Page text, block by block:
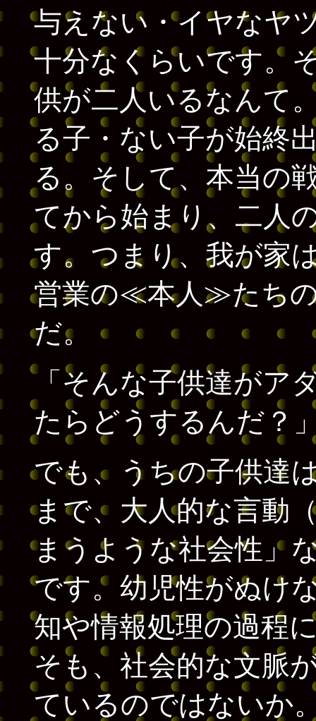
与えない・イヤなヤ
十分なくらいです。
供が二人いるなんて
る子・ない子が始終
る。そして、本当の
てから始まり、二人
す。つまり、我が家
営業の≪本人≫たち
だ。
「そんな子供達がア
たらどうするんだ？
でも、うちの子供達
まで、大人的な言動
まうような社会性」
です。幼児性がぬけ
知や情報処理の過程
そも、社会的な文脈
ているのではないか